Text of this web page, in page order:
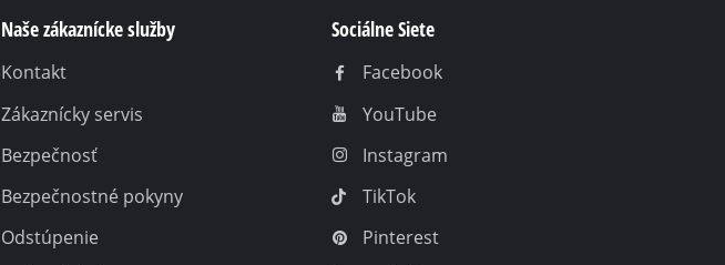
Naše zákaznícke služby
Kontakt
Zákaznícky servis
Bezpečnosť
Bezpečnostné pokyny
Odstúpenie
Sociálne Siete
Facebook
YouTube
Instagram
TikTok
Pinterest